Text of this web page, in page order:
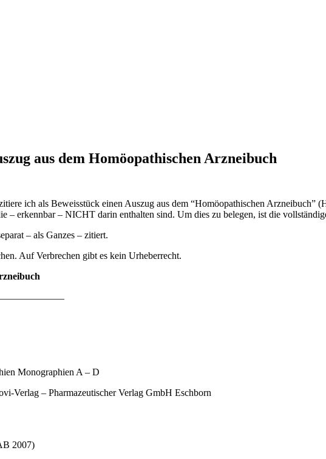
aus dem Homöopathischen Arzneibuch
ich als Beweisstück einen Auszug aus dem “Homöopathischen
– erkennbar – NICHT darin enthalten sind. Um dies zu belegen, ist die
– als Ganzes – zitiert.
Auf Verbrechen gibt es kein Urheberrecht.
Monographien A – D
Verlag – Pharmazeutischer Verlag GmbH Eschborn
2007)